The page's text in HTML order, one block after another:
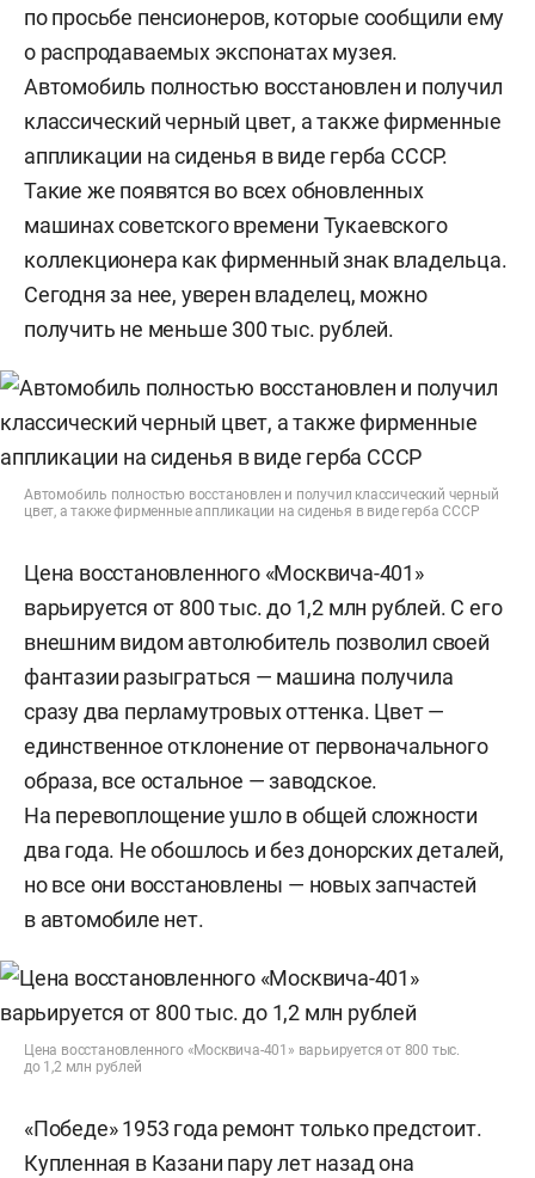
по просьбе пенсионеров, которые сообщили ему
о распродаваемых экспонатах музея.
Автомобиль полностью восстановлен и получил
классический черный цвет, а также фирменные
аппликации на сиденья в виде герба СССР.
Такие же появятся во всех обновленных
машинах советского времени Тукаевского
коллекционера как фирменный знак владельца.
Сегодня за нее, уверен владелец, можно
получить не меньше 300 тыс. рублей.
Автомобиль полностью восстановлен и получил классический черный
цвет, а также фирменные аппликации на сиденья в виде герба СССР
Цена восстановленного «Москвича-401»
варьируется от 800 тыс. до 1,2 млн рублей. С его
внешним видом автолюбитель позволил своей
фантазии разыграться — машина получила
сразу два перламутровых оттенка. Цвет —
единственное отклонение от первоначального
образа, все остальное — заводское.
На перевоплощение ушло в общей сложности
два года. Не обошлось и без донорских деталей,
но все они восстановлены — новых запчастей
в автомобиле нет.
Цена восстановленного «Москвича-401» варьируется от 800 тыс.
до 1,2 млн рублей
«Победе» 1953 года ремонт только предстоит.
Купленная в Казани пару лет назад она